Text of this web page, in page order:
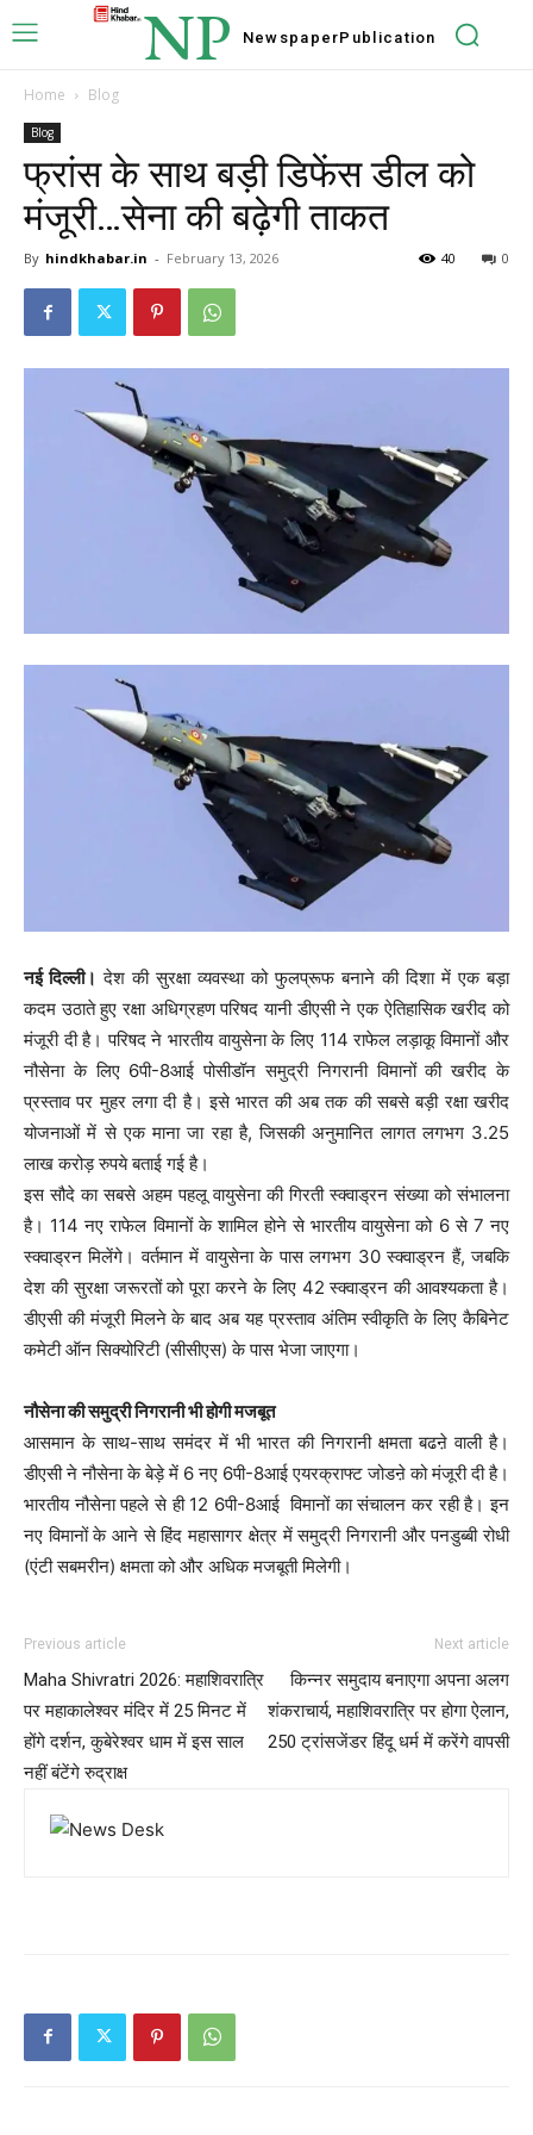
NP NewspaperPublication
Home Blog
Blog
फ्रांस के साथ बड़ी डिफेंस डील को
मंजूरी…सेना की बढ़ेगी ताकत
By hindkhabar.in - February 13, 2026 0
40
नई दिल्ली। देश की सुरक्षा व्यवस्था को फुलप्रूफ बनाने की दिशा में एक बड़ा
कदम उठाते हुए रक्षा अधिग्रहण परिषद यानी डीएसी ने एक ऐतिहासिक खरीद को
मंजूरी दी है। परिषद ने भारतीय वायुसेना के लिए 114 राफेल लड़ाकू विमानों और
नौसेना के लिए 6पी-8आई पोसीडॉन समुद्री निगरानी विमानों की खरीद के
प्रस्ताव पर मुहर लगा दी है। इसे भारत की अब तक की सबसे बड़ी रक्षा खरीद
योजनाओं में से एक माना जा रहा है, जिसकी अनुमानित लागत लगभग 3.25
लाख करोड़ रुपये बताई गई है।
इस सौदे का सबसे अहम पहलू वायुसेना की गिरती स्क्वाड्रन संख्या को संभालना
है। 114 नए राफेल विमानों के शामिल होने से भारतीय वायुसेना को 6 से 7 नए
स्क्वाड्रन मिलेंगे। वर्तमान में वायुसेना के पास लगभग 30 स्क्वाड्रन हैं, जबकि
देश की सुरक्षा जरूरतों को पूरा करने के लिए 42 स्क्वाड्रन की आवश्यकता है।
डीएसी की मंजूरी मिलने के बाद अब यह प्रस्ताव अंतिम स्वीकृति के लिए कैबिनेट
कमेटी ऑन सिक्योरिटी (सीसीएस) के पास भेजा जाएगा।
नौसेना की समुद्री निगरानी भी होगी मजबूत
आसमान के साथ-साथ समंदर में भी भारत की निगरानी क्षमता बढऩे वाली है।
डीएसी ने नौसेना के बेड़े में 6 नए 6पी-8आई एयरक्राफ्ट जोडऩे को मंजूरी दी है।
भारतीय नौसेना पहले से ही 12 6पी-8आई विमानों का संचालन कर रही है। इन
नए विमानों के आने से हिंद महासागर क्षेत्र में समुद्री निगरानी और पनडुब्बी रोधी
(एंटी सबमरीन) क्षमता को और अधिक मजबूती मिलेगी।
Previous article
Maha Shivratri 2026: महाशिवरात्रि
पर महाकालेश्वर मंदिर में 25 मिनट में
होंगे दर्शन, कुबेरेश्वर धाम में इस साल
नहीं बंटेंगे रुद्राक्ष
Next article
किन्नर समुदाय बनाएगा अपना अलग
शंकराचार्य, महाशिवरात्रि पर होगा ऐलान,
250 ट्रांसजेंडर हिंदू धर्म में करेंगे वापसी